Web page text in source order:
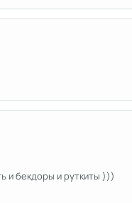
и бекдоры и руткиты )))